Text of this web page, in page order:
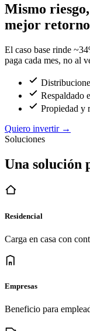
Mismo riesgo,
mejor
El caso base rinde
paga cada mes, no al
Respaldado
Propiedad y
Quiero invertir →
Soluciones
Una solución
Residencial
Carga en casa con
Empresas
Beneficio para